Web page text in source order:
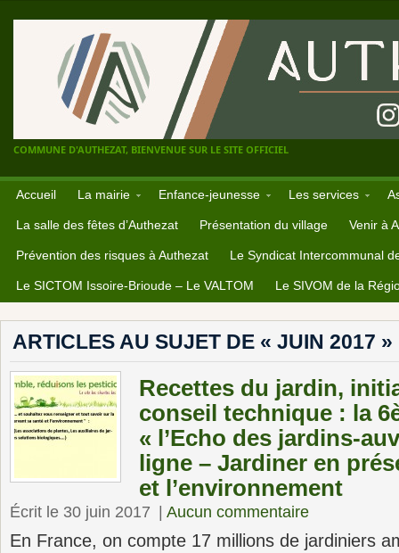
COMMUNE D'AUTHEZAT, BIENVENUE SUR LE SITE OFFICIEL
Accueil La mairie Enfance-jeunesse Les services
La salle des fêtes d’Authezat Présentation du village Venir à
Prévention des risques à Authezat Le Syndicat Intercommunal
Le SICTOM Issoire-Brioude – Le VALTOM Le SIVOM de la
ARTICLES AU SUJET DE « JUIN 2017 »
Recettes du jardin,
conseil technique : la
« l’Echo des jardins-
ligne – Jardiner en
et l’environnement
Écrit le 30 juin 2017 Aucun commentaire
En France, on compte 17 millions de jardiniers